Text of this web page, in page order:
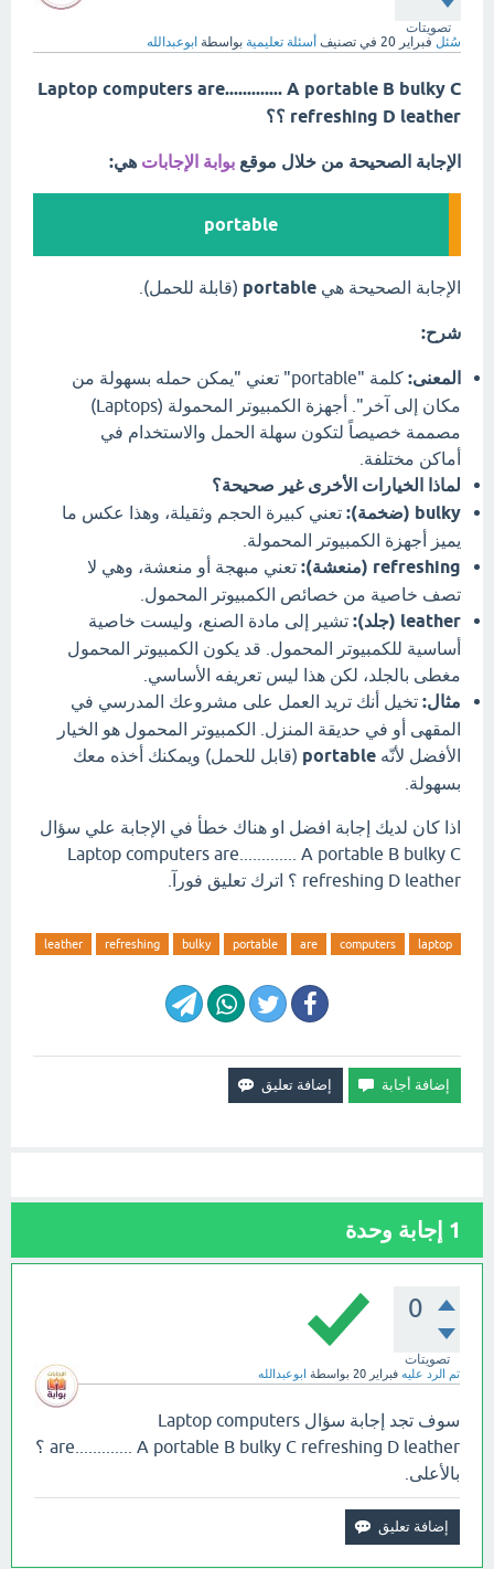
تصويتات
سُئل فبراير 20 في تصنيف أسئلة تعليمية بواسطة ابوعبدالله
Laptop computers are............. A portable B bulky C
refreshing D leather ؟؟
الإجابة الصحيحة من خلال موقع بوابة الإجابات هي:
portable
الإجابة الصحيحة هي portable (قابلة للحمل).
شرح:
المعنى:
كلمة "portable" تعني "يمكن حمله بسهولة من
مكان إلى آخر". أجهزة الكمبيوتر المحمولة (Laptops)
مصممة خصيصاً لتكون سهلة الحمل والاستخدام في
أماكن مختلفة.
لماذا الخيارات الأخرى غير صحيحة؟
bulky (ضخمة):
تعني كبيرة الحجم وثقيلة، وهذا عكس ما
يميز أجهزة الكمبيوتر المحمولة.
refreshing (منعشة):
تعني مبهجة أو منعشة، وهي لا
تصف خاصية من خصائص الكمبيوتر المحمول.
leather (جلد):
تشير إلى مادة الصنع، وليست خاصية
أساسية للكمبيوتر المحمول. قد يكون الكمبيوتر المحمول
مغطى بالجلد، لكن هذا ليس تعريفه الأساسي.
مثال: تخيل أنك تريد العمل على مشروعك المدرسي في
المقهى أو في حديقة المنزل. الكمبيوتر المحمول هو الخيار
الأفضل لأنّه portable (قابل للحمل) ويمكنك أخذه معك
بسهولة.
اذا كان لديك إجابة افضل او هناك خطأ في الإجابة علي سؤال
Laptop computers are............. A portable B bulky C
refreshing D leather ؟ اترك تعليق فورآ.
laptop
computers
are
portable
bulky
refreshing
leather
1 إجابة وحدة
0
تصويتات
تم الرد عليه فبراير 20 بواسطة ابوعبدالله
سوف تجد إجابة سؤال Laptop computers
are............. A portable B bulky C refreshing D leather ؟
بالأعلى.